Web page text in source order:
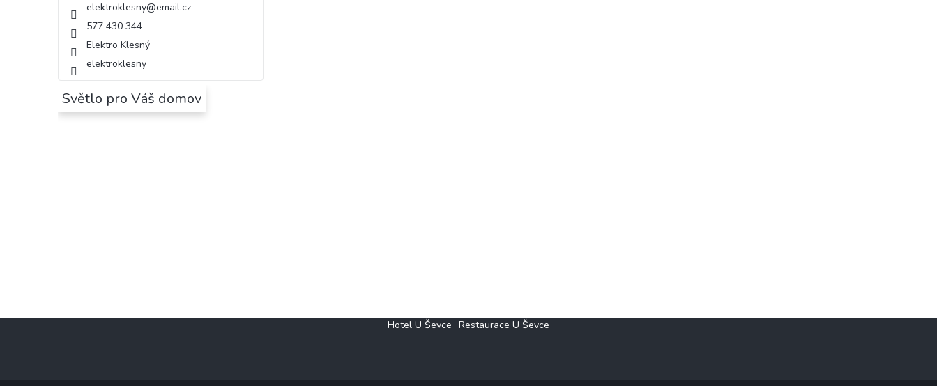
elektroklesny@email.cz
577 430 344
Elektro Klesný
elektroklesny
Světlo pro Váš domov
Hotel U Ševce Restaurace U Ševce